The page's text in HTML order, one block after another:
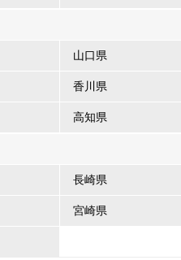
山口県
香川県
高知県
長崎県
宮崎県